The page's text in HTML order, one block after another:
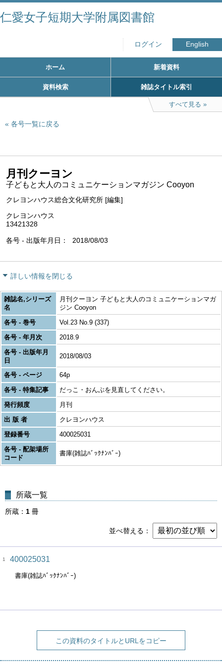
仁愛女子短期大学附属図書館
ログイン English
ホーム 新着資料
資料検索 雑誌タイトル索引
すべて見る
各号一覧に戻る
月刊クーヨン
子どもと大人のコミュニケーションマガジン Cooyon
クレヨンハウス総合文化研究所 [編集]
クレヨンハウス
13421328
各号 - 出版年月日 2018/08/03
詳しい情報を閉じる
雑誌名,シリーズ
名
月刊クーヨン 子どもと大人のコミュニケーションマガ
ジン Cooyon
各号 - 巻号
Vol.23 No.9 (337)
各号 - 年月次
2018.9
各号 - 出版年月
日
2018/08/03
各号 - ページ
64p
各号 - 特集記事
だっこ・おんぶを見直してください。
発行頻度
月刊
出 版 者
クレヨンハウス
登録番号
400025031
各号 - 配架場所
コード
書庫(雑誌ﾊﾞｯｸﾅﾝﾊﾞｰ)
所蔵一覧
所蔵 1 冊
並べ替える
1 400025031
書庫(雑誌ﾊﾞｯｸﾅﾝﾊﾞｰ)
この資料のタイトルとURLをコピー